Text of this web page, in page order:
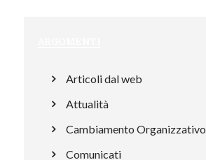
Articoli dal web
Attualità
Cambiamento Organizzativo
Comunicati